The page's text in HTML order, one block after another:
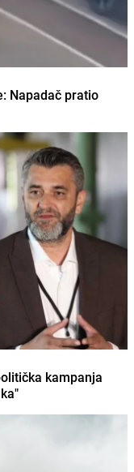
Napadač pratio
kampanja